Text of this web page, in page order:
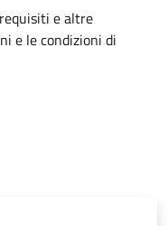
e altre
e le condizioni di